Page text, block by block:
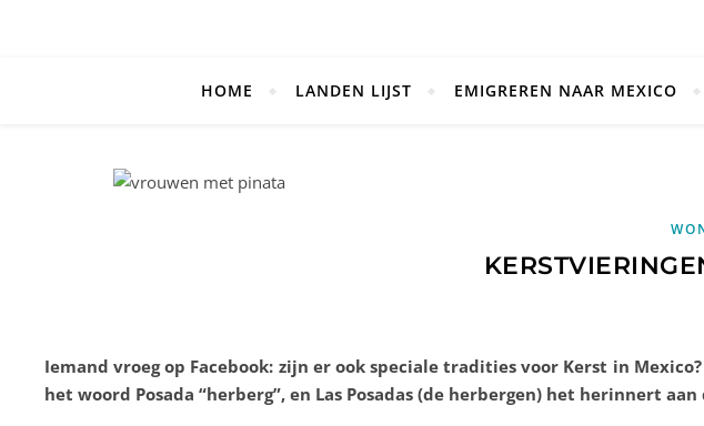
HOME LANDEN LIJST EMIGREREN NAAR MEXICO
Iemand vroeg op Facebook: zijn er ook speciale tradities voor Kerst in
het woord Posada “herberg”, en Las Posadas (de herbergen) het herinnert